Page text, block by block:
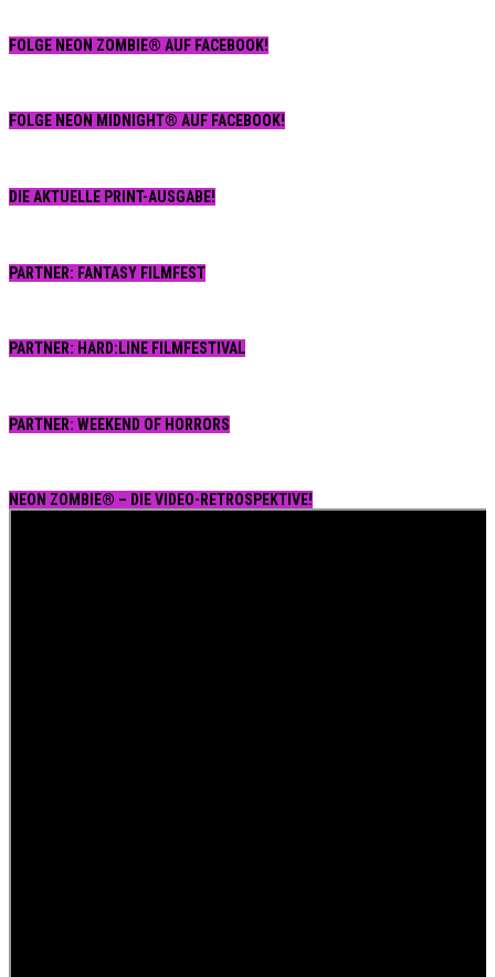
FOLGE NEON ZOMBIE® AUF FACEBOOK!
FOLGE NEON MIDNIGHT® AUF FACEBOOK!
DIE AKTUELLE PRINT-AUSGABE!
PARTNER: FANTASY FILMFEST
PARTNER: HARD:LINE FILMFESTIVAL
PARTNER: WEEKEND OF HORRORS
NEON ZOMBIE® – DIE VIDEO-RETROSPEKTIVE!